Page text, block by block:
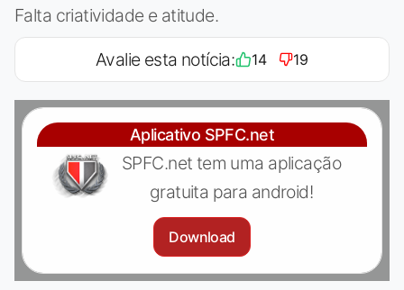
Falta criatividade e atitude.
Avalie esta notícia: 14 19
Aplicativo SPFC.net
SPFC.net tem uma aplicação
gratuita para android!
Download